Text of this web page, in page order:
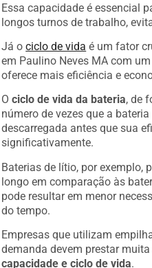
Essa capacidade é essencial
longos turnos de trabalho,
Já ociclo de vida é um fator
em Paulino Neves MA com
oferece mais eficiência e
Ociclo de vida da bateria, de
número de vezes que a
descarregada antes que sua
significativamente.
Baterias de lítio, por exemplo,
longo em comparação às
pode resultar em menor
do tempo.
Empresas que utilizam
demanda devem prestar
capacidade e ciclo de vida.